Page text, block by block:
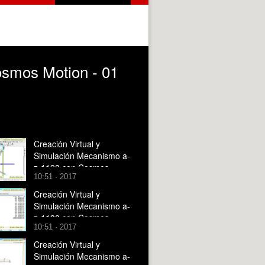
Motion - 01
Creación Virtual y
Simulación Mecanismo a-
z-1138 con Cosmos
Motion - 12 de 12
10:51 · 2017
Creación Virtual y
Simulación Mecanismo a-
z-1138 con Cosmos
Motion - 03 de 12
10:51 · 2017
Creación Virtual y
Simulación Mecanismo a-